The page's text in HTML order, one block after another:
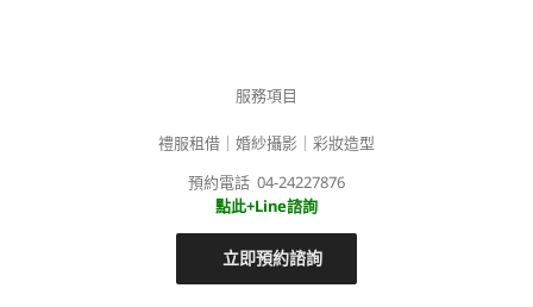
服務項目
禮服租借｜婚紗攝影｜彩妝造型
預約電話 04-24227876
點此+Line諮詢
立即預約諮詢